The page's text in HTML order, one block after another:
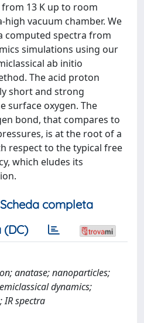
13 K up to room
vacuum chamber. We
computed spectra from
simulations using our
ab initio
The acid proton
short and strong
surface oxygen. The
bond, that compares to
is at the root of a
respect to the typical free
which eludes its
Scheda completa
(DC)
anatase; nanoparticles;
dynamics;
IR spectra